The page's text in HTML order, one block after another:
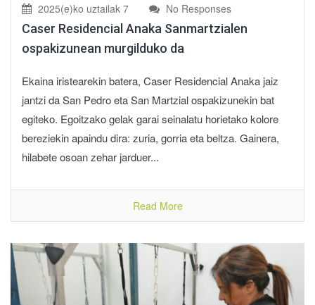
2025(e)ko uztailak 7 No Responses
Caser Residencial Anaka Sanmartzialen
ospakizunean murgilduko da
Ekaina iristearekin batera, Caser Residencial Anaka jaiz
jantzi da San Pedro eta San Martzial ospakizunekin bat
egiteko. Egoitzako gelak garai seinalatu horietako kolore
bereziekin apaindu dira: zuria, gorria eta beltza. Gainera,
hilabete osoan zehar jarduer...
Read More